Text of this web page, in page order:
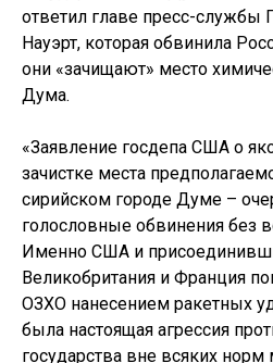
ответил главе пресс-службы
Науэрт, которая обвинила
они «зачищают» место
Дума.
«Заявление госдепа США о
зачистке места
сирийском городе Думе –
голословные обвинения без
Именно США и
Великобритания и Франция
ОЗХО нанесением ракетных
была настоящая агрессия
государства вне всяких